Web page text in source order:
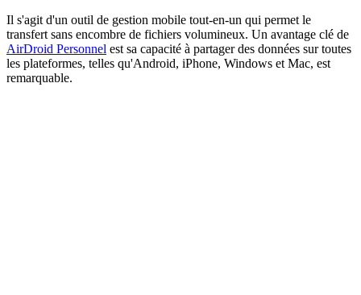
Il s'agit d'un outil de gestion mobile tout-en-un qui permet le
transfert sans encombre de fichiers volumineux. Un avantage clé de
AirDroid Personnel est sa capacité à partager des données sur toutes
les plateformes, telles qu'Android, iPhone, Windows et Mac, est
remarquable.